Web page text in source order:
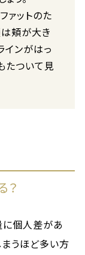
ァットのた
頬が大き
インがはっ
たついて見
？
に個人差があ
まうほど多い方